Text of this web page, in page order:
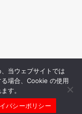
Reserved
当ウェブサイトでは
場合、Cookie の使用
す。
バシーポリシー